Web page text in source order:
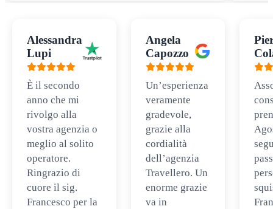
Alessandra
Lupi
È il secondo
anno che mi
rivolgo alla
vostra agenzia o
meglio al solito
operatore.
Ringrazio di
cuore il sig.
Francesco per la
Angela
Capozzo
Un’esperienza
veramente
gradevole,
grazie alla
cordialità
dell’agenzia
Travellero. Un
enorme grazie
va in